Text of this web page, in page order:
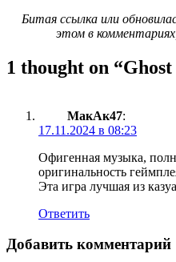
Битая ссылка или
этом в
1 thought on “
МакАк47:
17.11.2024 в 08:23
Офигенная музыка,
оригинальность
Эта игра лучшая из
Ответить
Добавить комментарий